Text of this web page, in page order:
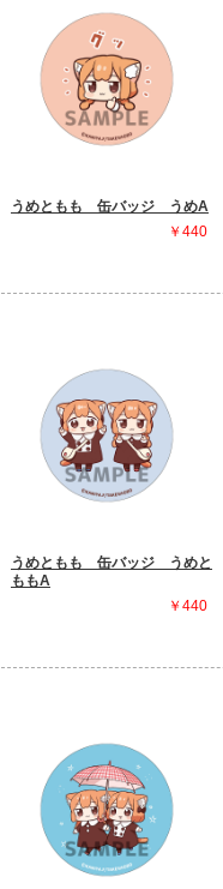
うめともも 缶バッジ うめA
￥440
うめともも 缶バッジ うめと
ももA
￥440